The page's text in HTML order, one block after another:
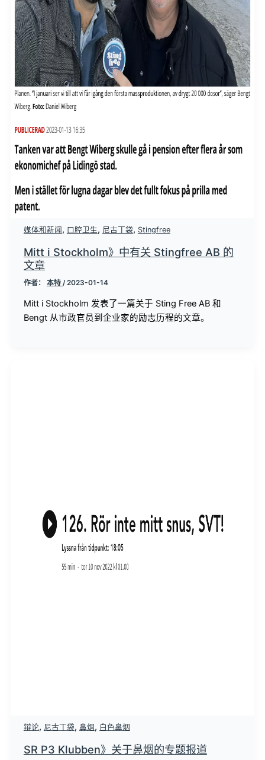
媒体和新闻 , 口腔卫生, 尼古丁袋, Stingfree
Mitt i Stockholm》中有关 Stingfree AB 的
文章
作者： 本特 /2023-01-14
Mitt i Stockholm 发表了一篇关于 Sting Free AB 和
Bengt 从市政官员到企业家的励志历程的文章。
辩论, 尼古丁袋, 鼻烟, 白色鼻烟
SR P3 Klubben》关于鼻烟的专题报道